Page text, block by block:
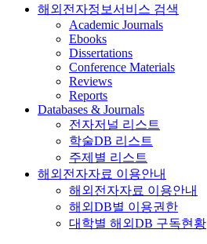
해외전자정보서비스 검색
Academic Journals
Ebooks
Dissertations
Conference Materials
Reviews
Reports
Databases & Journals
전자저널 리스트
학술DB 리스트
주제별 리스트
해외전자자료 이용안내
해외전자자료 이용안내
해외DB별 이용권한
대학별 해외DB 구독현황